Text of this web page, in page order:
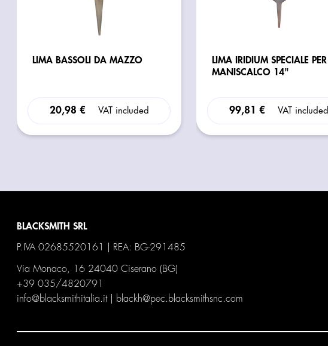
LIMA BASSOLI DA MAZZO
20,98 € VAT included
LIMA IRIDIUM SPECIALE PER
MANISCALCO 14"
99,81 € VAT included
BLACKSMITH SRL
P.IVA 02685520161 | REA: BG-291485
Via Monaco, 16 24040 Ciserano (BG)
+39 035/4820791
info@blacksmithitalia.it| blackh@pec.blacksmithsnc.com